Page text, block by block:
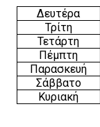
Δευτέρα
Τρίτη
Τετάρτη
Πέμπτη
Παρασκευή
Σάββατο
Κυριακή